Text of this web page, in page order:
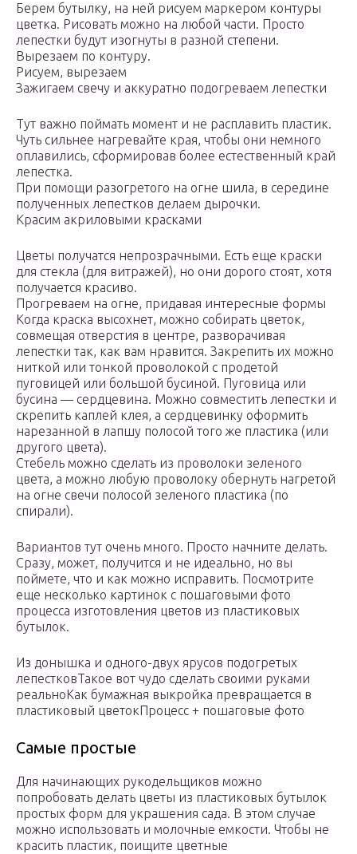
Берем бутылку, на ней рисуем маркером контуры
цветка. Рисовать можно на любой части. Просто
лепестки будут изогнуты в разной степени.
Вырезаем по контуру.
Рисуем, вырезаем
Зажигаем свечу и аккуратно подогреваем лепестки
Тут важно поймать момент и не расплавить пластик.
Чуть сильнее нагревайте края, чтобы они немного
оплавились, сформировав более естественный край
лепестка.
При помощи разогретого на огне шила, в середине
полученных лепестков делаем дырочки.
Красим акриловыми красками
Цветы получатся непрозрачными. Есть еще краски
для стекла (для витражей), но они дорого стоят, хотя
получается красиво.
Прогреваем на огне, придавая интересные формы
Когда краска высохнет, можно собирать цветок,
совмещая отверстия в центре, разворачивая
лепестки так, как вам нравится. Закрепить их можно
ниткой или тонкой проволокой с продетой
пуговицей или большой бусиной. Пуговица или
бусина — сердцевина. Можно совместить лепестки и
скрепить каплей клея, а сердцевинку оформить
нарезанной в лапшу полосой того же пластика (или
другого цвета).
Стебель можно сделать из проволоки зеленого
цвета, а можно любую проволоку обернуть нагретой
на огне свечи полосой зеленого пластика (по
спирали).
Вариантов тут очень много. Просто начните делать.
Сразу, может, получится и не идеально, но вы
поймете, что и как можно исправить. Посмотрите
еще несколько картинок с пошаговыми фото
процесса изготовления цветов из пластиковых
бутылок.
Из донышка и одного-двух ярусов подогретых
лепестковТакое вот чудо сделать своими руками
реальноКак бумажная выкройка превращается в
пластиковый цветокПроцесс + пошаговые фото
Самые простые
Для начинающих рукодельщиков можно
попробовать делать цветы из пластиковых бутылок
простых форм для украшения сада. В этом случае
можно использовать и молочные емкости. Чтобы не
красить пластик, поищите цветные